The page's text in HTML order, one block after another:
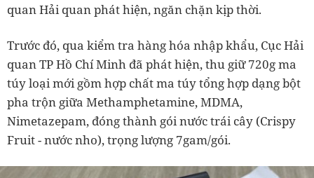
quan Hải quan phát hiện, ngăn chặn kịp thời.
Trước đó, qua kiểm tra hàng hóa nhập khẩu, Cục Hải
quan TP Hồ Chí Minh đã phát hiện, thu giữ 720g ma
túy loại mới gồm hợp chất ma túy tổng hợp dạng bột
pha trộn giữa Methamphetamine, MDMA,
Nimetazepam, đóng thành gói nước trái cây (Crispy
Fruit - nước nho), trọng lượng 7gam/gói.